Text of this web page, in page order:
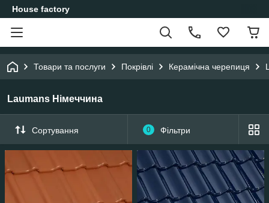
House factory
Товари та послуги Покрівлі Керамічна черепиця
Laumans Німеччина
Сортування 0 Фільтри